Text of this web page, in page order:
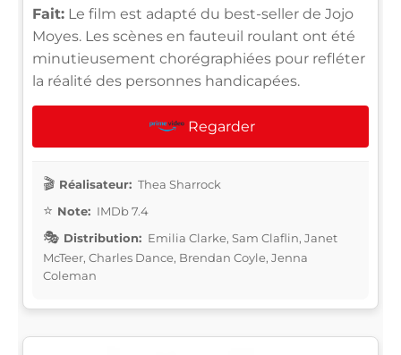
Fait: Le film est adapté du best-seller de Jojo
Moyes. Les scènes en fauteuil roulant ont été
minutieusement chorégraphiées pour refléter
la réalité des personnes handicapées.
Regarder
Réalisateur: Thea Sharrock
Note: IMDb 7.4
Distribution: Emilia Clarke, Sam Claflin, Janet
McTeer, Charles Dance, Brendan Coyle, Jenna
Coleman